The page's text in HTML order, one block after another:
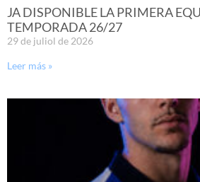
JA DISPONIBLE LA PRIMERA
TEMPORADA 26/27
29 de juliol de 2026
Leer más »